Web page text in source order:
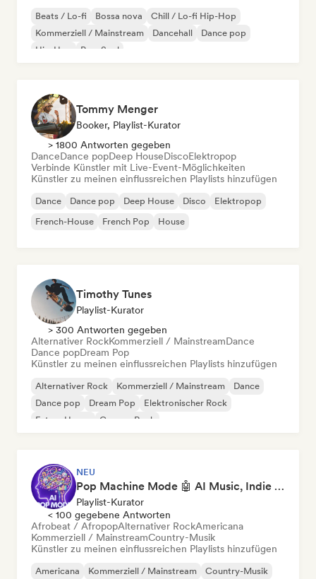
Beats / Lo-fi Bossa nova
Chill / Lo-fi Hip-Hop
Kommerziell / Mainstream
Dancehall
Dance pop
Hip-Hop
Pop-Soul
Tommy Menger
Booker, Playlist-Kurator
> 1800 Antworten gegeben
DanceDance popDeep HouseDiscoElektropop
Verbinde Künstler mit Live-Event-Möglichkeiten
Künstler zu meinen einflussreichen Playlists hinzufügen
Dance Dance pop Deep House Disco
Elektropop
French-House
French Pop House
Timothy Tunes
Playlist-Kurator
> 300 Antworten gegeben
Alternativer RockKommerziell / MainstreamDance
Dance popDream Pop
Künstler zu meinen einflussreichen Playlists hinzufügen
Alternativer Rock Kommerziell / Mainstream
Dance
Dance pop
Dream Pop
Elektronischer Rock
Future House
Garage-Rock
NEU
Pop Machine Mode 🤖 AI Music, Indie Pop & Dream Pop
Playlist-Kurator
< 100 gegebene Antworten
Afrobeat / AfropopAlternativer RockAmericana
Kommerziell / MainstreamCountry-Musik
Künstler zu meinen einflussreichen Playlists hinzufügen
Americana Kommerziell / Mainstream Country-Musik